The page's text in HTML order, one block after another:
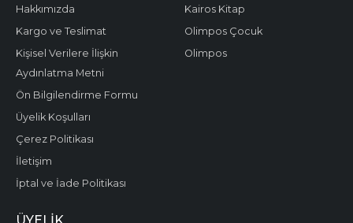
Hakkımızda
Kargo ve Teslimat
Kişisel Verilere İlişkin
Aydınlatma Metni
Ön Bilgilendirme Formu
Üyelik Koşulları
Çerez Politikası
İletişim
İptal ve İade Politikası
Kairos Kitap
Olimpos Çocuk
Olimpos